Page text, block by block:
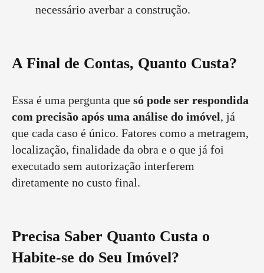
necessário averbar a construção.
A Final de Contas, Quanto Custa?
Essa é uma pergunta que só pode ser respondida
com precisão após uma análise do imóvel, já
que cada caso é único. Fatores como a metragem,
localização, finalidade da obra e o que já foi
executado sem autorização interferem
diretamente no custo final.
Precisa Saber Quanto Custa o
Habite-se do Seu Imóvel?